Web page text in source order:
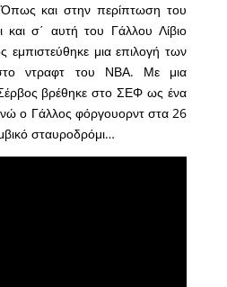
και στην περίπτωση του
και σ΄ αυτή του Γάλλου Λίβιο
μια επιλογή των
ντραφτ του ΝΒΑ. Με μια
βρέθηκε στο ΣΕΦ ως ένα
ο Γάλλος φόργουορντ στα 26
σταυροδρόμι…